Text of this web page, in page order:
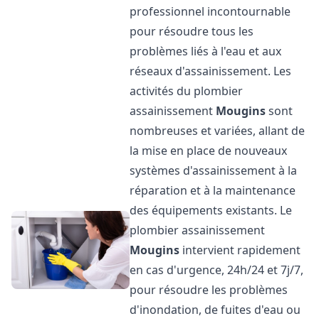
professionnel incontournable
pour résoudre tous les
problèmes liés à l'eau et aux
réseaux d'assainissement. Les
activités du plombier
assainissement Mouginssont
nombreuses et variées, allant de
la mise en place de nouveaux
systèmes d'assainissement à la
réparation et à la maintenance
des équipements existants. Le
plombier assainissement
Mougins intervient rapidement
en cas d'urgence, 24h/24 et 7j/7,
pour résoudre les problèmes
d'inondation, de fuites d'eau ou